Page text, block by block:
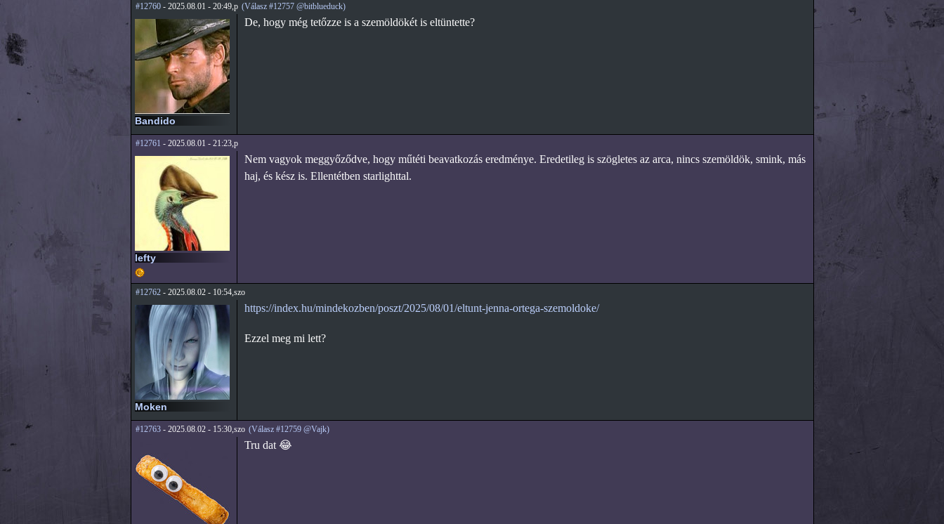
#12760- 2025.08.01 - 20:49,p (Válasz #12757 @bitblueduck)
Bandido
De, hogy még tetőzze is a szemöldökét is eltüntette?
#12761 - 2025.08.01 - 21:23,p
lefty
Nem vagyok meggyőződve, hogy műtéti beavatkozás eredménye. Eredetileg is szögletes az arca, nincs szemöldök, smink, más
haj, és kész is. Ellentétben starlighttal.
#12762- 2025.08.02 - 10:54,szo
Moken
https://index.hu/mindekozben/poszt/2025/08/01/eltunt-jenna-ortega-szemoldoke/
Ezzel meg mi lett?
#12763- 2025.08.02 - 15:30,szo (Válasz #12759 @Vajk)
Tru dat 😂